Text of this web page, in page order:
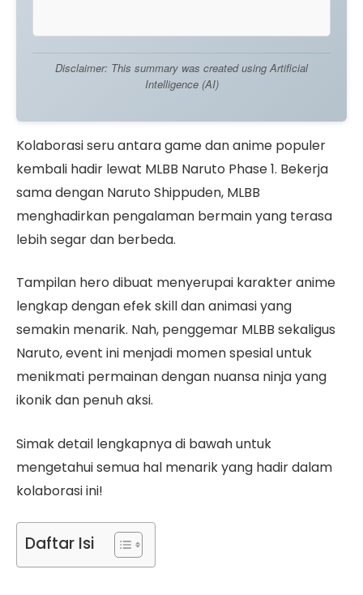
Disclaimer: This summary was created using Artificial
Intelligence (AI)
Kolaborasi seru antara game dan anime populer
kembali hadir lewat MLBB Naruto Phase 1. Bekerja
sama dengan Naruto Shippuden, MLBB
menghadirkan pengalaman bermain yang terasa
lebih segar dan berbeda.
Tampilan hero dibuat menyerupai karakter anime
lengkap dengan efek skill dan animasi yang
semakin menarik. Nah, penggemar MLBB sekaligus
Naruto, event ini menjadi momen spesial untuk
menikmati permainan dengan nuansa ninja yang
ikonik dan penuh aksi.
Simak detail lengkapnya di bawah untuk
mengetahui semua hal menarik yang hadir dalam
kolaborasi ini!
Daftar Isi